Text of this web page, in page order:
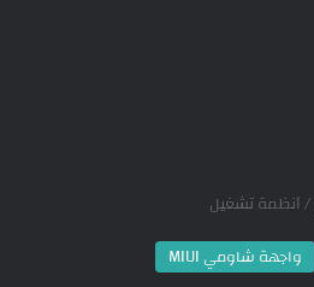
/أنظمة تشغيل
واجهة شاومي MIUI